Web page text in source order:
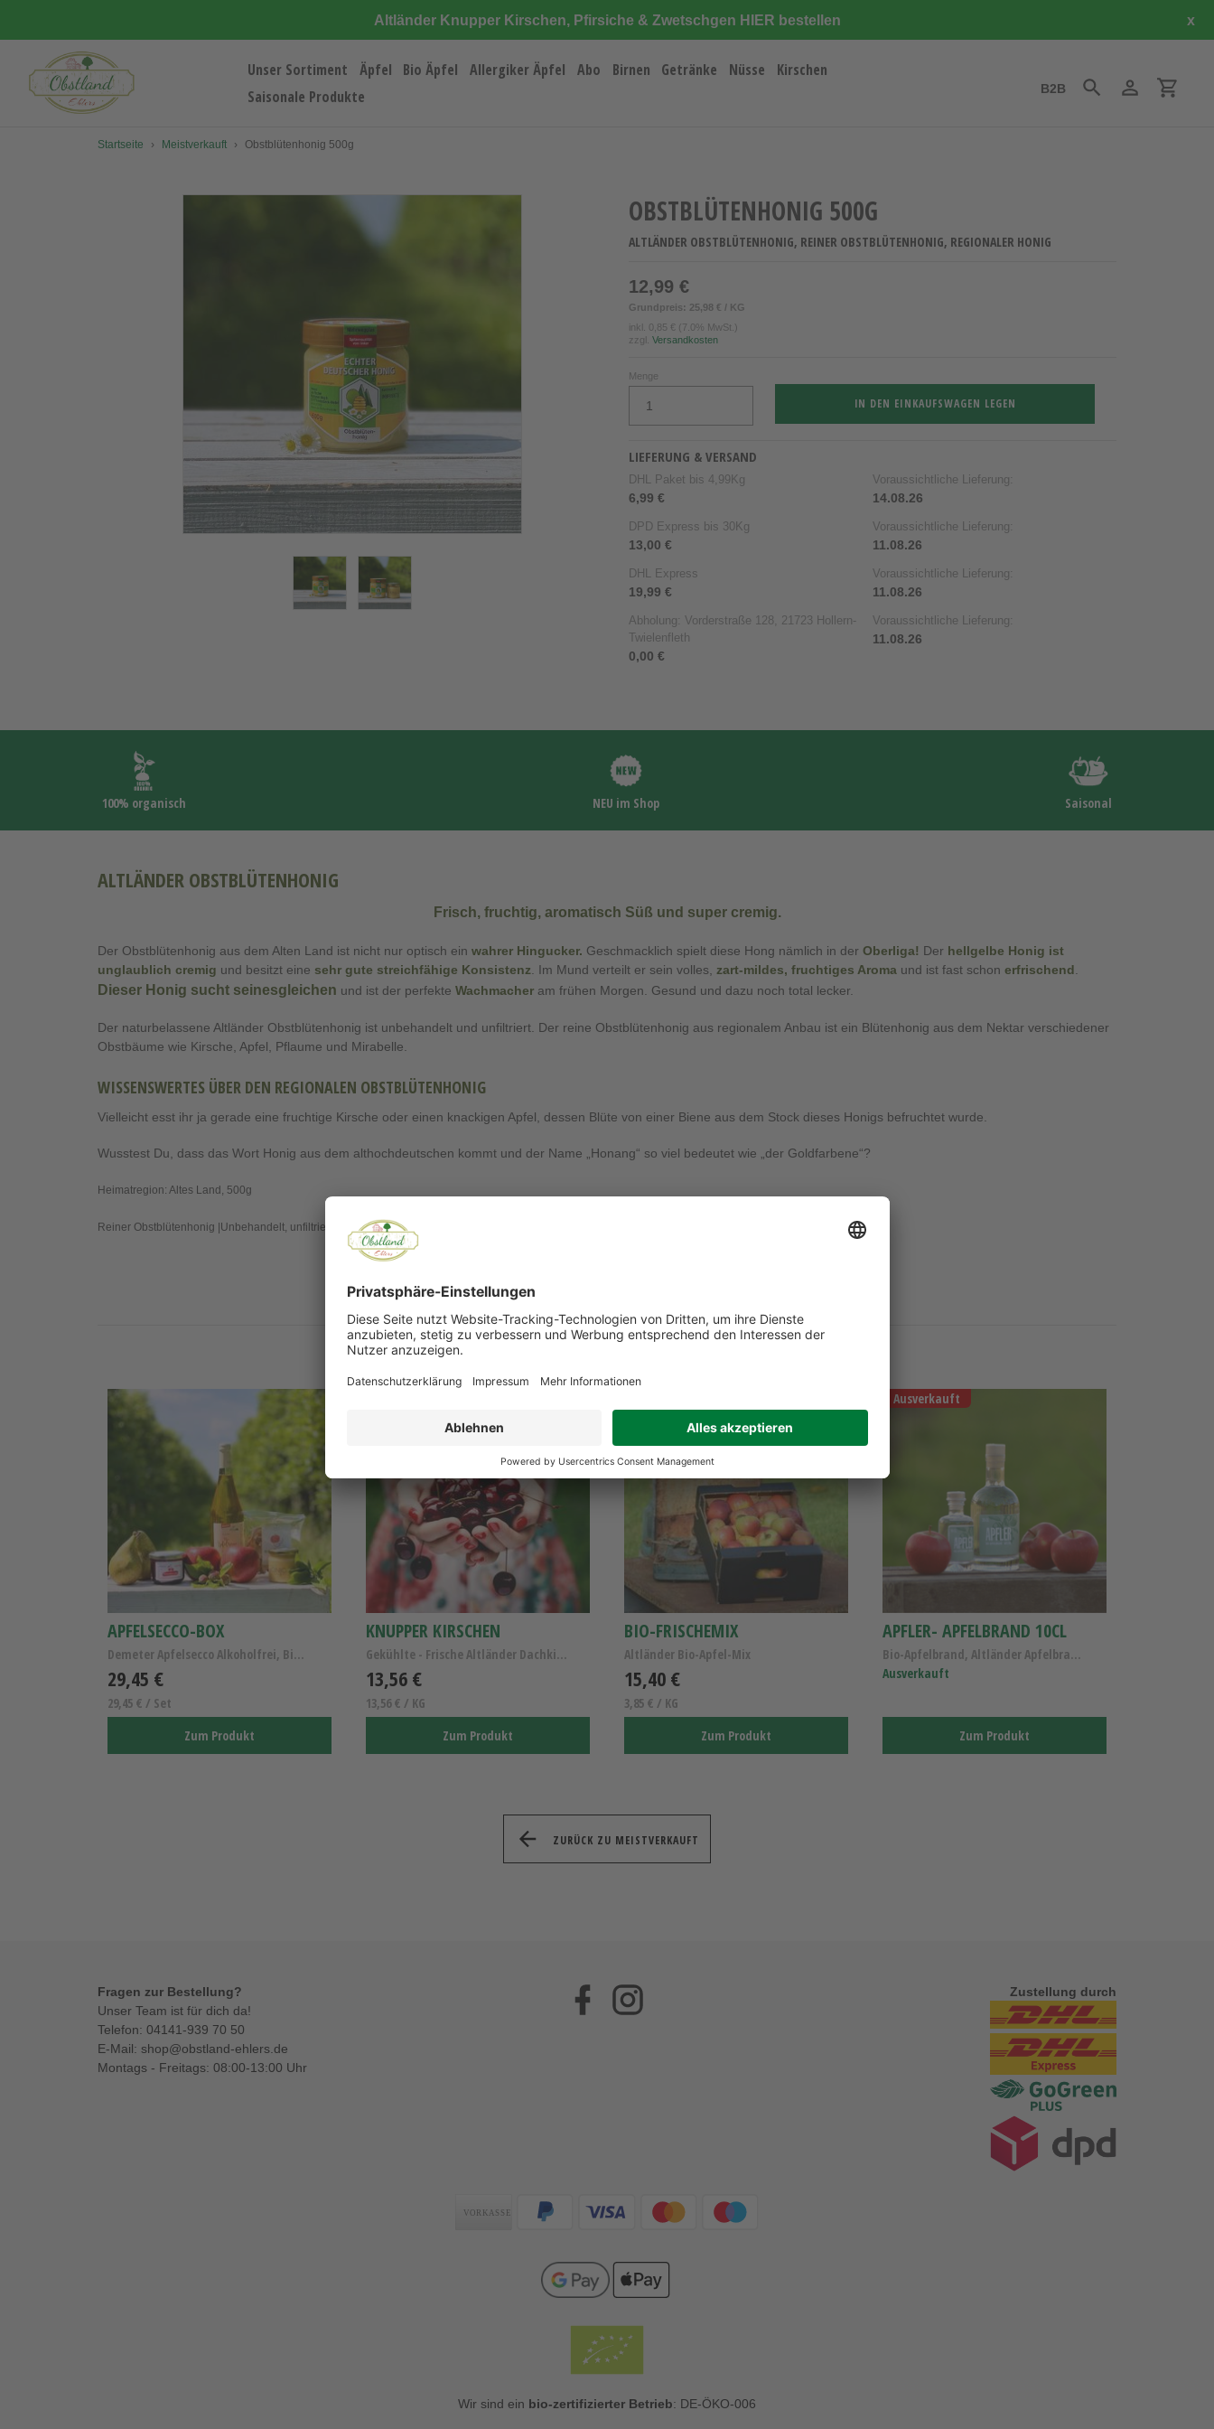
Altländer Knupper Kirschen, Pfirsiche & Zwetschgen HIER bestellen x
Unser Sortiment Äpfel Bio Äpfel Allergiker Äpfel Abo Birnen Getränke Nüsse
Kirschen
Saisonale Produkte
B2B SuchenEinloggen
Startseite › Meistverkauft › Obstblütenhonig 500g
OBSTBLÜTENHONIG 500G
ALTLÄNDER OBSTBLÜTENHONIG, REINER OBSTBLÜTENHONIG, REGIONALER HONIG
12,99 €
Grundpreis: 25,98 € / KG
inkl. 0,85 € (7.0% MwSt.)
zzgl. Versandkosten
Menge
IN DEN EINKAUFSWAGEN LEGEN
LIEFERUNG & VERSAND
DHL Paket bis 4,99Kg
6,99 €
Voraussichtliche Lieferung:
14.08.26
DPD Express bis 30Kg
13,00 €
Voraussichtliche Lieferung:
11.08.26
DHL Express
19,99 €
Voraussichtliche Lieferung:
11.08.26
Abholung: Vorderstraße 128, 21723 Hollern-
Twielenfleth
0,00 €
Voraussichtliche Lieferung:
11.08.26
100% organisch NEU im Shop Saisonal
ALTLÄNDER OBSTBLÜTENHONIG
Frisch, fruchtig, aromatisch Süß und super cremig.
Der Obstblütenhonig aus dem Alten Land ist nicht nur optisch ein wahrer Hingucker. Geschmacklich spielt diese Hong nämlich in der Oberliga! Der hellgelbe Honig ist
unglaublich cremig und besitzt eine sehr gute streichfähige Konsistenz . Im Mund verteilt er sein volles, zart-mildes, fruchtiges Aroma und ist fast schon erfrischend
Dieser Honig sucht seinesgleichen und ist der perfekte Wachmacher am frühen Morgen. Gesund und dazu noch total lecker.
Der naturbelassene Altländer Obstblütenhonig ist unbehandelt und unfiltriert. Der reine Obstblütenhonig aus regionalem Anbau ist ein Blütenhonig aus dem Nektar verschiedener
Obstbäume wie Kirsche, Apfel, Pflaume und Mirabelle.
WISSENSWERTES ÜBER DEN REGIONALEN OBSTBLÜTENHONIG
Vielleicht esst ihr ja gerade eine fruchtige Kirsche oder einen knackigen Apfel, dessen Blüte von einer Biene aus dem Stock dieses Honigs befruchtet wurde.
Wusstest Du, dass das Wort Honig aus dem althochdeutschen kommt und der Name „Honang“ so viel bedeutet wie „der Goldfarbene“?
Heimatregion: Altes Land, 500g
Reiner Obstblütenhonig |Unbehandelt, unfiltriert| Regionale und nachhaltige Produktion
EMPFOHLENE PRODUKTE
APFELSECCO-BOX
Demeter Apfelsecco Alkoholfrei, Bio-Demeter Gesche...
29,45 €
29,45 € / Set
Zum Produkt
KNUPPER KIRSCHEN
Gekühlte - Frische Altländer Dachkirschen Knupper/...
13,56 €
13,56 € / KG
Zum Produkt
BIO-FRISCHEMIX
Altländer Bio-Apfel-Mix
15,40 €
3,85 € / KG
Zum Produkt
Ausverkauft
APFLER- APFELBRAND 10CL
Bio-Apfelbrand, Altländer Apfelbrand Bio
Ausverkauft
Zum Produkt
ZURÜCK ZU MEISTVERKAUFT
Fragen zur Bestellung?
Unser Team ist für dich da!
Telefon: 04141-939 70 50
E-Mail: shop@obstland-ehlers.de
Montags - Freitags: 08:00-13:00 Uhr
Facebook Zustellung durch
Zahlungsarten
Wir sind ein bio-zertifizierter Betrieb: DE-ÖKO-006